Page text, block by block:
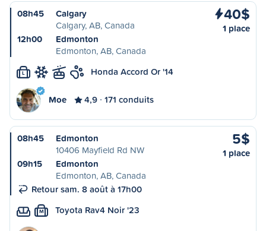
08h45
Calgary
Calgary, AB, Canada
12h00
Edmonton
Edmonton, AB, Canada
40$
1 place
L Honda Accord Or '14
Moe 4,9 171 conduits
08h45
Edmonton
10406 Mayfield Rd NW
09h15
Edmonton
Edmonton, AB, Canada
Retour sam. 8 août à 17h00
5$
1 place
M Toyota Rav4 Noir '23